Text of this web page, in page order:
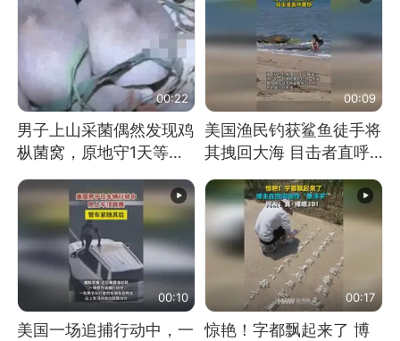
00:22
男子上山采菌偶然发现鸡
枞菌窝，原地守1天等它
00:09
美国渔民钓获鲨鱼徒手将
其拽回大海 目击者直呼
消息）
00:10
美国一场追捕行动中，一
00:17
惊艳！字都飘起来了 博